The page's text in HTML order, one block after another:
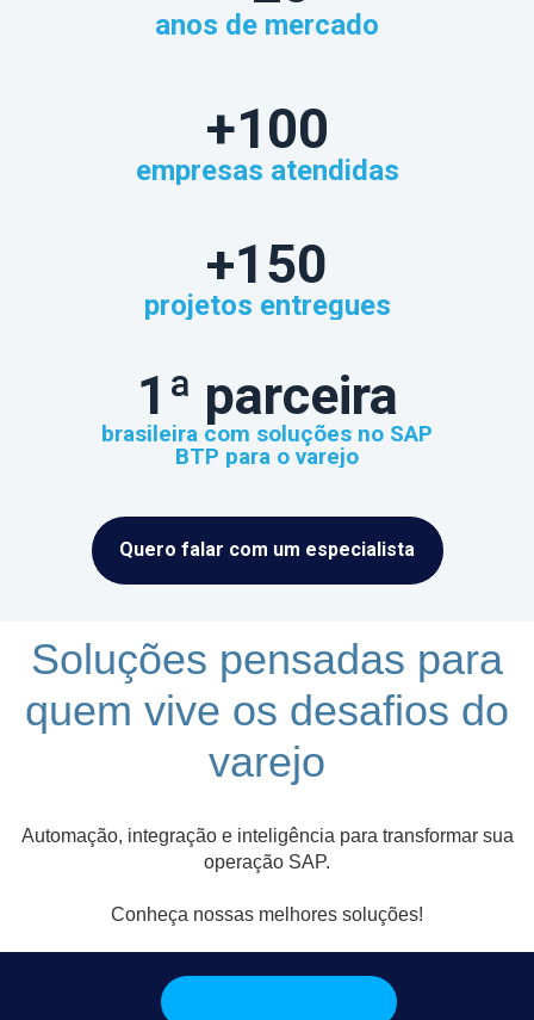
anos de mercado
+100
empresas atendidas
+150
projetos entregues
1ª parceira
brasileira com soluções no SAP
BTP para o varejo
Quero falar com um especialista
Soluções pensadas para
quem vive os desafios do
varejo
Automação, integração e inteligência para transformar sua
operação SAP.
Conheça nossas melhores soluções!